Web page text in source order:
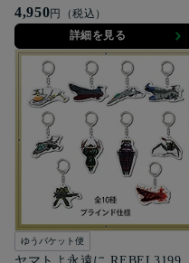
4,950円（税込）
詳細を見る
ゆうパケット便